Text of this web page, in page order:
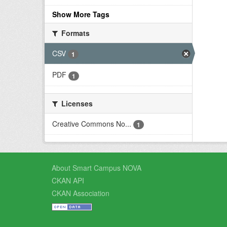
Show More Tags
Formats
CSV
1
PDF 1
Licenses
Creative Commons No...
1
About Smart Campus NOVA
CKAN API
CKAN Association